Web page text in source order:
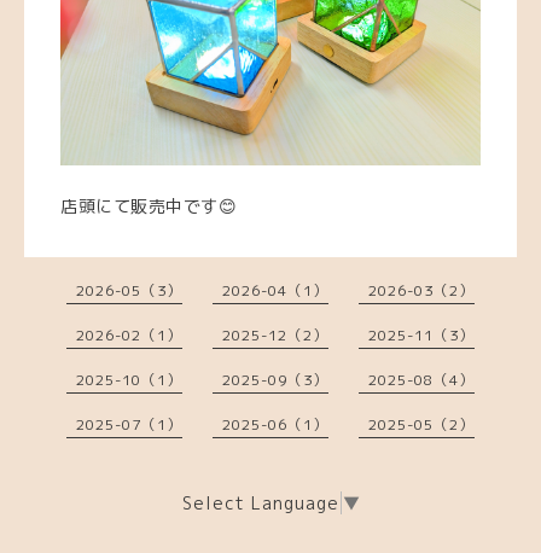
店頭にて販売中です😊
2026-05（3） 2026-04（1） 2026-03（2）
2026-02（1） 2025-12（2） 2025-11（3）
2025-10（1） 2025-09（3） 2025-08（4）
2025-07（1） 2025-06（1） 2025-05（2）
Select Language ▼